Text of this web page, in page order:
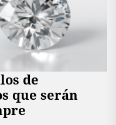
de
que serán